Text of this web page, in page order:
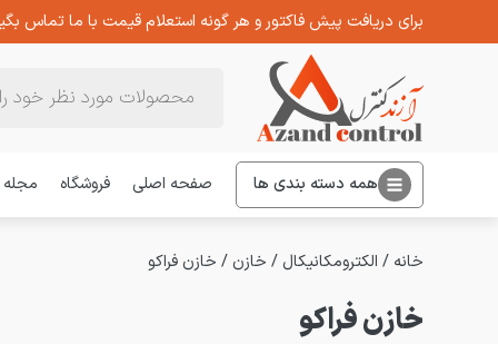
برای دریافت پیش فاکتور و هر گونه استعلام قیمت با ما تماس
همه دسته بندی ها صفحه اصلی فروشگاه مجله
خانه / الکترومکانیکال / خازن / خازن فراکو
خازن فراکو